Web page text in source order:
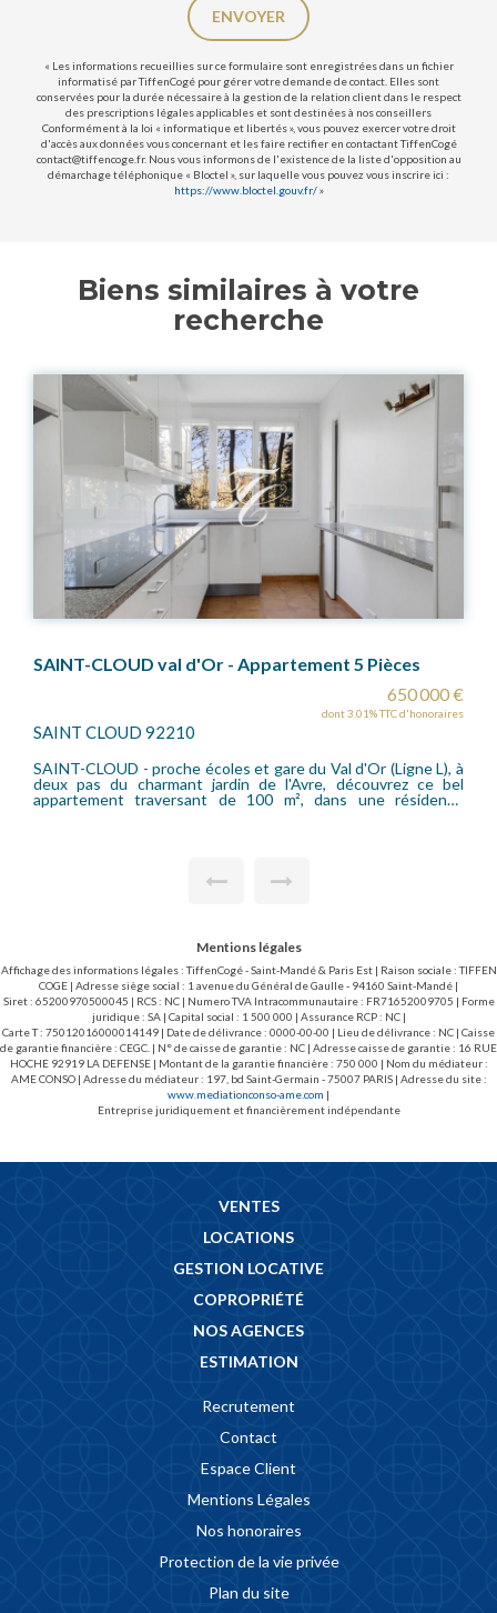
ENVOYER
« Les informations recueillies sur ce formulaire sont enregistrées dans un fichier
informatisé par TiffenCogé pour gérer votre demande de contact. Elles sont
conservées pour la durée nécessaire à la gestion de la relation client dans le respect
des prescriptions légales applicables et sont destinées à nos conseillers
Conformément à la loi « informatique et libertés », vous pouvez exercer votre droit
d'accès aux données vous concernant et les faire rectifier en contactant TiffenCogé
contact@tiffencoge.fr. Nous vous informons de l'existence de la liste d'opposition au
démarchage téléphonique « Bloctel », sur laquelle vous pouvez vous inscrire ici :
https://www.bloctel.gouv.fr/»
Biens similaires à votre
recherche
SAINT-CLOUD val d'Or - Appartement 5 Pièces
650 000 €
dont 3.01% TTC d'honoraires
SAINT CLOUD 92210
SAINT-CLOUD - proche écoles et gare du Val d'Or (Ligne L), à
deux pas du charmant jardin de l'Avre, découvrez ce bel
appartement traversant de 100 m², dans une résidence
chambre), d'une cuisine indépendante, d'une salle de bains,
Une cave saine et un emplacement de parking en sous-sol
complètent ce bien. Vous serez séduit par l'environnement
calme, les espaces extérieurs arborés et la proximité
immédiate des commerces, des transports et des écoles.
SECTORISATION collège VERHAEREN.
Mentions légales
Affichage des informations légales : TiffenCogé - Saint-Mandé & Paris Est | Raison sociale : TIFFEN
COGE | Adresse siège social : 1 avenue du Général de Gaulle - 94160 Saint-Mandé |
Siret : 65200970500045 | RCS : NC | Numero TVA Intracommunautaire : FR71652009705 | Forme
juridique : SA | Capital social : 1 500 000 | Assurance RCP : NC |
Carte T : 75012016000014149 | Date de délivrance : 0000-00-00 | Lieu de délivrance : NC | Caisse
de garantie financière : CEGC. | N° de caisse de garantie : NC | Adresse caisse de garantie : 16 RUE
HOCHE 92919 LA DEFENSE | Montant de la garantie financière : 750 000 | Nom du médiateur :
AME CONSO | Adresse du médiateur : 197, bd Saint-Germain - 75007 PARIS | Adresse du site :
www.mediationconso-ame.com |
Entreprise juridiquement et financièrement indépendante
VENTES
LOCATIONS
GESTION LOCATIVE
COPROPRIÉTÉ
NOS AGENCES
ESTIMATION
Recrutement
Contact
Espace Client
Mentions Légales
Nos honoraires
Protection de la vie privée
Plan du site